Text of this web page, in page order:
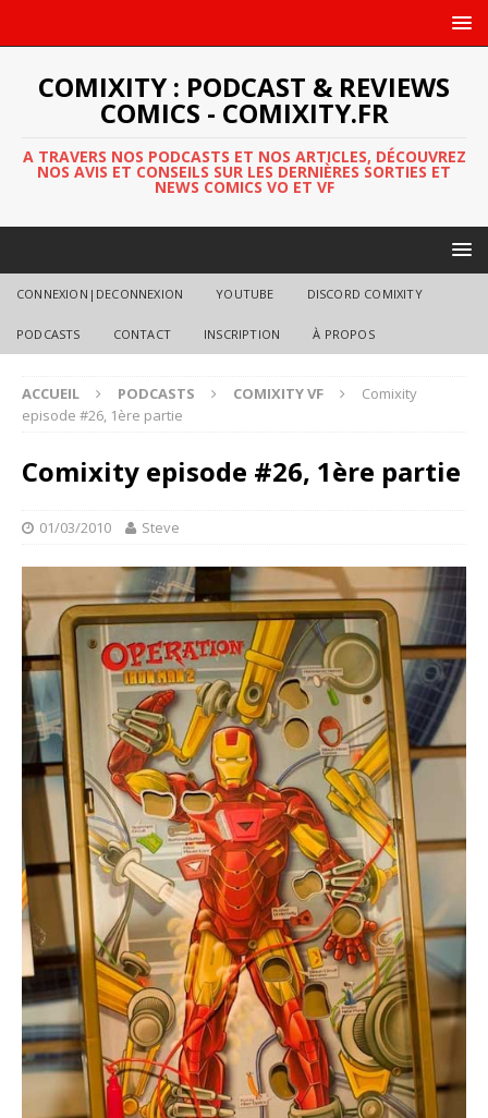
COMIXITY : PODCAST & REVIEWS
COMICS - COMIXITY.FR
A TRAVERS NOS PODCASTS ET NOS ARTICLES, DÉCOUVREZ
NOS AVIS ET CONSEILS SUR LES DERNIÈRES SORTIES ET
NEWS COMICS VO ET VF
CONNEXION|DECONNEXION YOUTUBE DISCORD COMIXITY
PODCASTS CONTACT INSCRIPTION À PROPOS
ACCUEIL PODCASTS COMIXITY VF
Comixity
episode #26, 1ère partie
Comixity episode #26, 1ère partie
01/03/2010 Steve